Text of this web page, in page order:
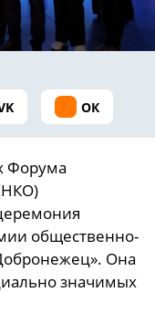
ОК
Форума
общественно-
Она
значимых